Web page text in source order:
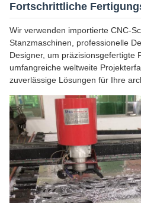
Fortschrittliche
Wir verwenden importierte CNC-
Stanzmaschinen, professionelle
Designer, um präzisionsgefertigte
umfangreiche weltweite
zuverlässige Lösungen für Ihre